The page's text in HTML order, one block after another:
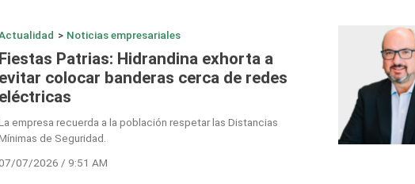
> Noticias empresariales
Fiestas Patrias: Hidrandina exhorta a
evitar colocar banderas cerca de redes
eléctricas
empresa recuerda a la población respetar las Distancias
de Seguridad.
07/2026 / 9:51 AM